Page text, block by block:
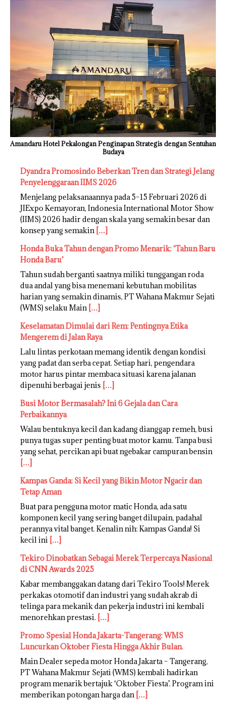
Amandaru Hotel Pekalongan Penginapan Strategis dengan Sentuhan
Budaya
Dyandra Promosindo Beberkan Tren dan Strategi Jelang
Penyelenggaraan IIMS 2026
Menjelang pelaksanaannya pada 5–15 Februari 2026 di
JIExpo Kemayoran, Indonesia International Motor Show
(IIMS) 2026 hadir dengan skala yang semakin besar dan
konsep yang semakin […]
Honda Buka Tahun dengan Promo Menarik: ‘Tahun Baru
Honda Baru’
Tahun sudah berganti saatnya miliki tunggangan roda
dua andal yang bisa menemani kebutuhan mobilitas
harian yang semakin dinamis, PT Wahana Makmur Sejati
(WMS) selaku Main […]
Keselamatan Dimulai dari Rem: Pentingnya Etika
Mengerem di Jalan Raya
Lalu lintas perkotaan memang identik dengan kondisi
yang padat dan serba cepat. Setiap hari, pengendara
motor harus pintar membaca situasi karena jalanan
dipenuhi berbagai jenis […]
Busi Motor Bermasalah? Ini 6 Gejala dan Cara
Perbaikannya
Walau bentuknya kecil dan kadang dianggap remeh, busi
punya tugas super penting buat motor kamu. Tanpa busi
yang sehat, percikan api buat ngebakar campuran bensin
[…]
Kampas Ganda: Si Kecil yang Bikin Motor Ngacir dan
Tetap Aman
Buat para pengguna motor matic Honda, ada satu
komponen kecil yang sering banget dilupain, padahal
perannya vital banget. Kenalin nih: Kampas Ganda! Si
kecil ini […]
Tekiro Dinobatkan Sebagai Merek Terpercaya Nasional
di CNN Awards 2025
Kabar membanggakan datang dari Tekiro Tools! Merek
perkakas otomotif dan industri yang sudah akrab di
telinga para mekanik dan pekerja industri ini kembali
menorehkan prestasi. […]
Promo Spesial Honda Jakarta-Tangerang: WMS
Luncurkan Oktober Fiesta Hingga Akhir Bulan.
Main Dealer sepeda motor Honda Jakarta – Tangerang,
PT Wahana Makmur Sejati (WMS) kembali hadirkan
program menarik bertajuk ‘Oktober Fiesta’. Program ini
memberikan potongan harga dan […]